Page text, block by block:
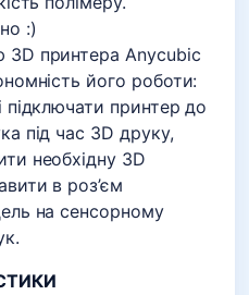
:)
3D принтера Anycubic
його роботи:
підключати принтер до
під час 3D друку,
необхідну 3D
в роз’єм
на сенсорному